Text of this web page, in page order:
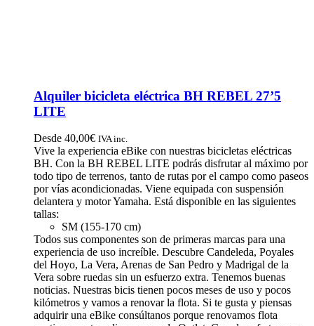
Alquiler bicicleta eléctrica BH REBEL 27’5
LITE
Desde 40,00€ IVA inc.
Vive la experiencia eBike con nuestras bicicletas eléctricas
BH. Con la BH REBEL LITE podrás disfrutar al máximo por
todo tipo de terrenos, tanto de rutas por el campo como paseos
por vías acondicionadas. Viene equipada con suspensión
delantera y motor Yamaha. Está disponible en las siguientes
tallas:
SM (155-170 cm)
Todos sus componentes son de primeras marcas para una
experiencia de uso increíble. Descubre Candeleda, Poyales
del Hoyo, La Vera, Arenas de San Pedro y Madrigal de la
Vera sobre ruedas sin un esfuerzo extra. Tenemos buenas
noticias. Nuestras bicis tienen pocos meses de uso y pocos
kilómetros y vamos a renovar la flota. Si te gusta y piensas
adquirir una eBike consúltanos porque renovamos flota